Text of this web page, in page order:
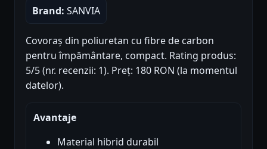
Brand: SANVIA
Covoraș din poliuretan cu fibre de carbon
pentru împământare, compact. Rating produs:
5/5 (nr. recenzii: 1). Preț: 180 RON (la momentul
datelor).
Avantaje
Material hibrid durabil